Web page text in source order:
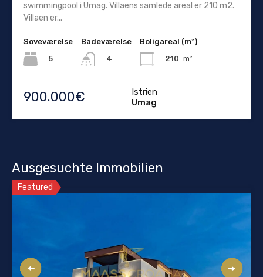
swimmingpool i Umag. Villaens samlede areal er 210 m2.
Villaen er...
Soveværelse
5
Badeværelse
4
Boligareal (m²)
210 m²
900.000€
Istrien
Umag
Ausgesuchte Immobilien
Featured